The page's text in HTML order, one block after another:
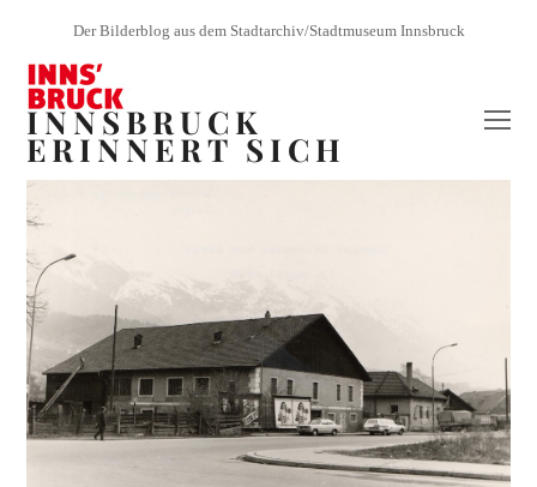
Der Bilderblog aus dem Stadtarchiv/Stadtmuseum Innsbruck
INNSBRUCK
ERINNERT SICH